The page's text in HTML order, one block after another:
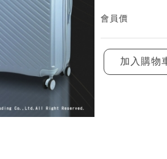
會員價
加入購物